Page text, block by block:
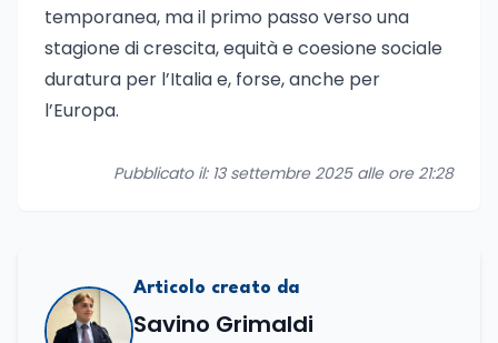
temporanea, ma il primo passo verso una
stagione di crescita, equità e coesione sociale
duratura per l’Italia e, forse, anche per
l’Europa.
Pubblicato il: 13 settembre 2025 alle ore 21:28
Articolo creato da
Savino Grimaldi